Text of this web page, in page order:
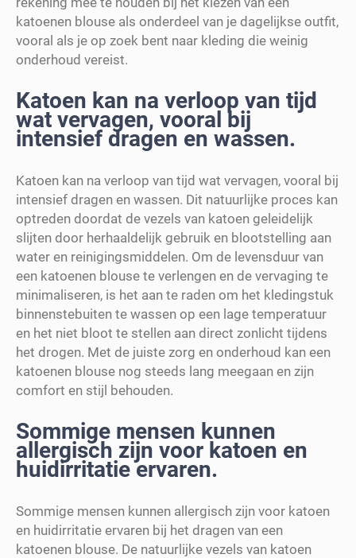
katoenen blouse als onderdeel van je dagelijkse outfit,
vooral als je op zoek bent naar kleding die weinig
onderhoud vereist.
Katoen kan na verloop van tijd
wat vervagen, vooral bij
intensief dragen en wassen.
Katoen kan na verloop van tijd wat vervagen, vooral bij
intensief dragen en wassen. Dit natuurlijke proces kan
optreden doordat de vezels van katoen geleidelijk
slijten door herhaaldelijk gebruik en blootstelling aan
water en reinigingsmiddelen. Om de levensduur van
een katoenen blouse te verlengen en de vervaging te
minimaliseren, is het aan te raden om het kledingstuk
binnenstebuiten te wassen op een lage temperatuur
en het niet bloot te stellen aan direct zonlicht tijdens
het drogen. Met de juiste zorg en onderhoud kan een
katoenen blouse nog steeds lang meegaan en zijn
comfort en stijl behouden.
Sommige mensen kunnen
allergisch zijn voor katoen en
huidirritatie ervaren.
Sommige mensen kunnen allergisch zijn voor katoen
en huidirritatie ervaren bij het dragen van een
katoenen blouse. De natuurlijke vezels van katoen